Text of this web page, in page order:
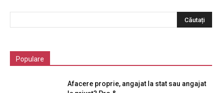
Populare
Afacere proprie, angajat la stat sau angajat